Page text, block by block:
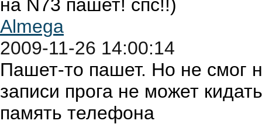
на N73 пашет! спс!!)
Almega
2009-11-26 14:00:14
Пашет-то пашет. Но не смог
записи прога не может
память телефона